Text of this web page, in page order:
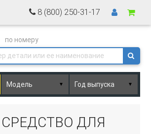
8 (800) 250-31-17
по номеру
▼ ▼
СРЕДСТВО ДЛЯ